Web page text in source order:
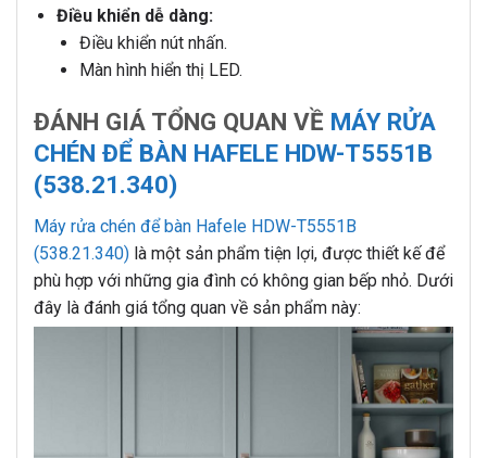
Điều khiển dễ dàng:
Điều khiển nút nhấn.
Màn hình hiển thị LED.
ĐÁNH GIÁ TỔNG QUAN VỀ MÁY RỬA
CHÉN ĐỂ BÀN HAFELE HDW-T5551B
(538.21.340)
Máy rửa chén để bàn Hafele HDW-T5551B
(538.21.340) là một sản phẩm tiện lợi, được thiết kế để
phù hợp với những gia đình có không gian bếp nhỏ. Dưới
đây là đánh giá tổng quan về sản phẩm này: